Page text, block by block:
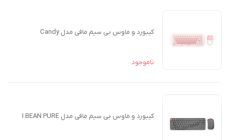
کیبورد و ماوس بی سیم مافی مدل Candy
ناموجود
کیبورد و ماوس بی سیم مافی مدل I BEAN PURE